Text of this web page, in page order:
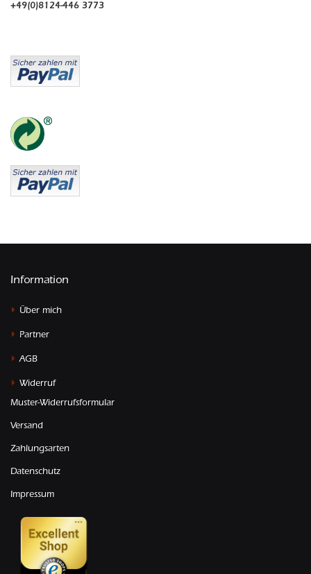
+49(0)8124-446 3773
Information
Über mich
Partner
AGB
Widerruf
Muster-Widerrufsformular
Versand
Zahlungsarten
Datenschutz
Impressum